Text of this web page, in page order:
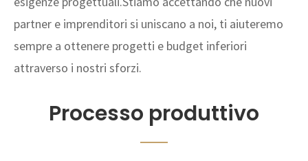
partner e imprenditori si uniscano a noi, ti aiuteremo
sempre a ottenere progetti e budget inferiori
attraverso i nostri sforzi.
Processo produttivo